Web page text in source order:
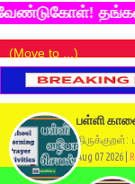
தங்களின்
பள்ளி
திருக்குறள்:
Aug 07 2026 |